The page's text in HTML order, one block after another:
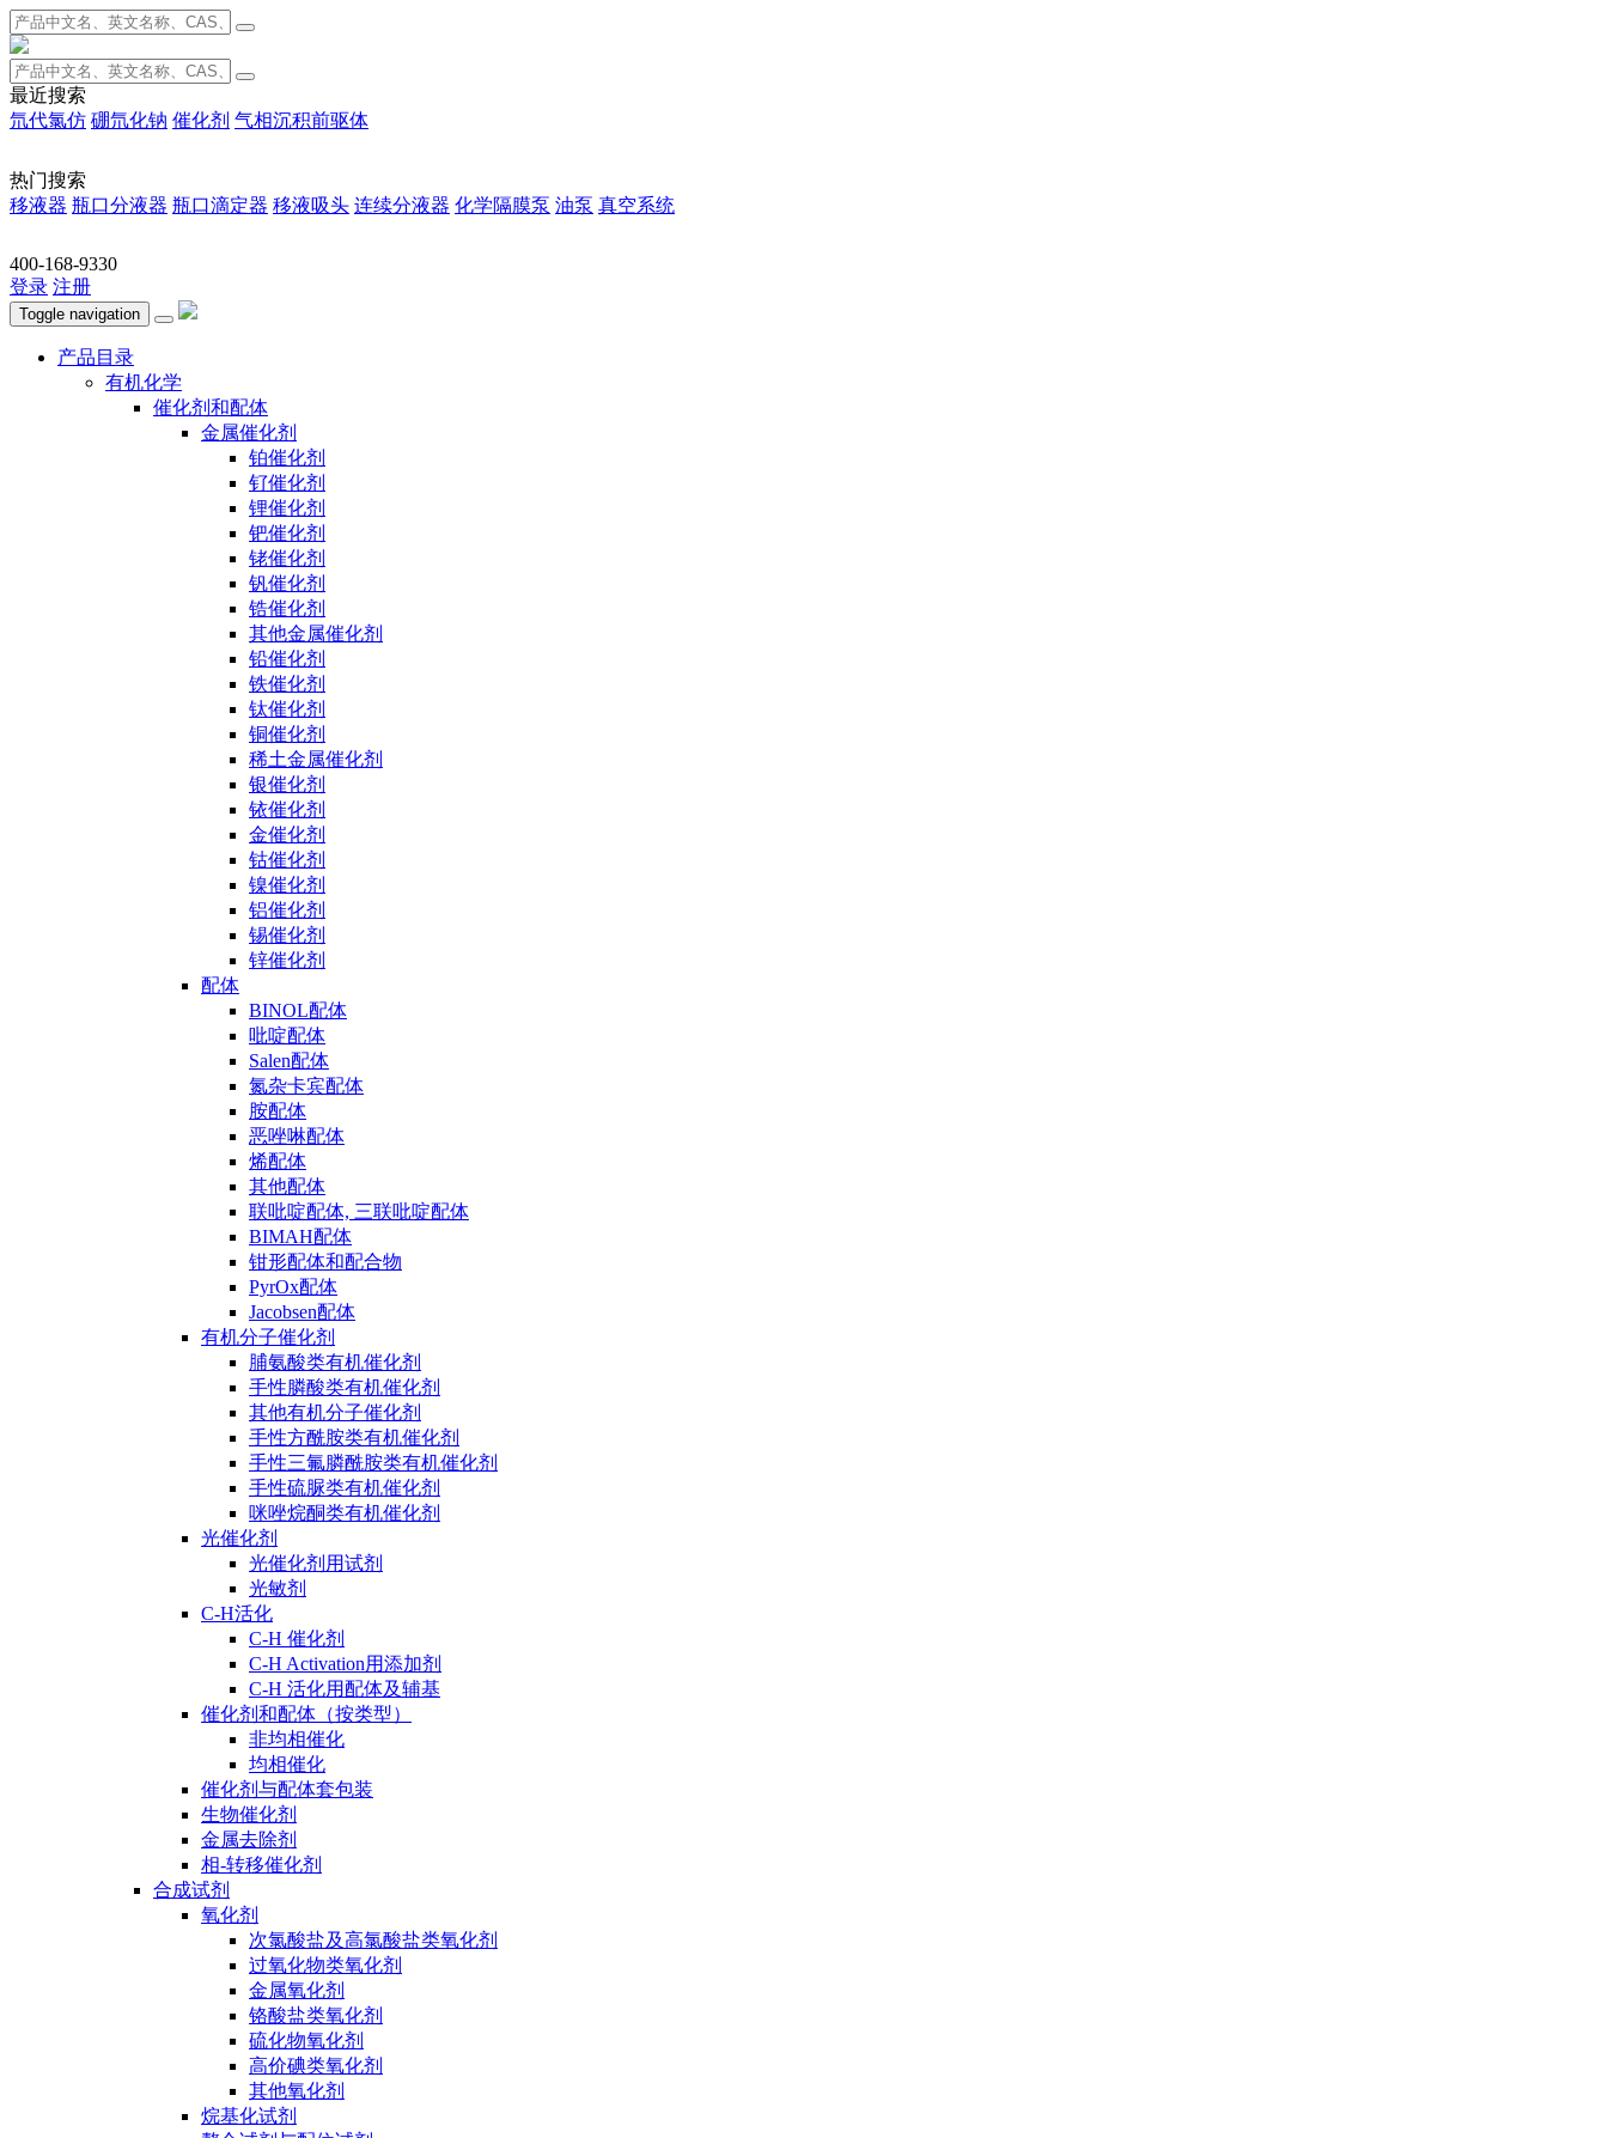
最近搜索
氘代氯仿 硼氘化钠 催化剂 气相沉积前驱体
热门搜索
移液器 瓶口分液器 瓶口滴定器 移液吸头 连续分液器 化学隔膜泵 油泵 真空系统
400-168-9330
登录 注册
Toggle navigation
产品目录
有机化学
催化剂和配体
金属催化剂
铂催化剂
钌催化剂
锂催化剂
钯催化剂
铑催化剂
钒催化剂
锆催化剂
其他金属催化剂
铅催化剂
铁催化剂
钛催化剂
铜催化剂
稀土金属催化剂
银催化剂
铱催化剂
金催化剂
钴催化剂
镍催化剂
铝催化剂
锡催化剂
锌催化剂
配体
BINOL配体
吡啶配体
Salen配体
氮杂卡宾配体
胺配体
恶唑啉配体
烯配体
其他配体
联吡啶配体, 三联吡啶配体
BIMAH配体
钳形配体和配合物
PyrOx配体
Jacobsen配体
有机分子催化剂
脯氨酸类有机催化剂
手性膦酸类有机催化剂
其他有机分子催化剂
手性方酰胺类有机催化剂
手性三氟膦酰胺类有机催化剂
手性硫脲类有机催化剂
咪唑烷酮类有机催化剂
光催化剂
光催化剂用试剂
光敏剂
C-H活化
C-H 催化剂
C-H Activation用添加剂
C-H 活化用配体及辅基
催化剂和配体（按类型）
非均相催化
均相催化
催化剂与配体套包装
生物催化剂
金属去除剂
相-转移催化剂
合成试剂
氧化剂
次氯酸盐及高氯酸盐类氧化剂
过氧化物类氧化剂
金属氧化剂
铬酸盐类氧化剂
硫化物氧化剂
高价碘类氧化剂
其他氧化剂
烷基化试剂